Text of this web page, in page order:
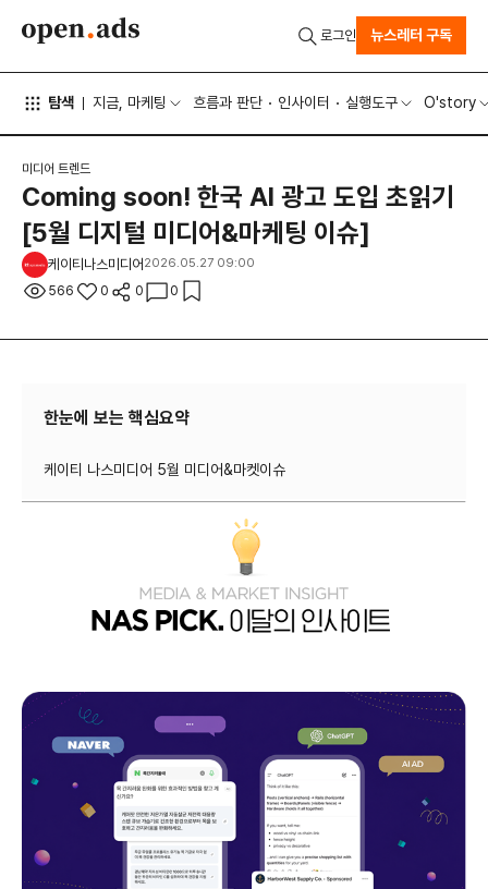
탐색 지금, 마케팅 흐름과 판단 인사이터 실행도구 O'story
로그인 뉴스레터 구독
미디어 트렌드
Coming soon! 한국 AI 광고 도입 초읽기
[5월 디지털 미디어&마케팅 이슈]
케이티나스미디어 2026.05.27 09:00
566 0 0 0
한눈에 보는 핵심요약